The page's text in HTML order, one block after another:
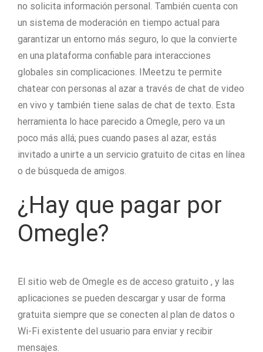
no solicita información personal. También cuenta con
un sistema de moderación en tiempo actual para
garantizar un entorno más seguro, lo que la convierte
en una plataforma confiable para interacciones
globales sin complicaciones. IMeetzu te permite
chatear con personas al azar a través de chat de video
en vivo y también tiene salas de chat de texto. Esta
herramienta lo hace parecido a Omegle, pero va un
poco más allá; pues cuando pases al azar, estás
invitado a unirte a un servicio gratuito de citas en línea
o de búsqueda de amigos.
¿Hay que pagar por
Omegle?
El sitio web de Omegle es de acceso gratuito , y las
aplicaciones se pueden descargar y usar de forma
gratuita siempre que se conecten al plan de datos o
Wi-Fi existente del usuario para enviar y recibir
mensajes.